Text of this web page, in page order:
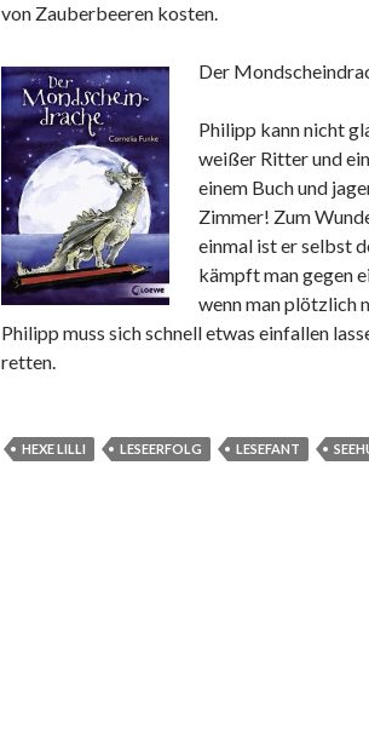
von Zauberbeeren kosten.
Der
Philipp kann nicht
weißer Ritter und
einem Buch und
Zimmer! Zum
einmal ist er selbst
kämpft man gegen
wenn man plötzlich
Philipp muss sich schnell etwas einfallen
retten.
HEXE LILLI LESEERFOLG LESEFANT